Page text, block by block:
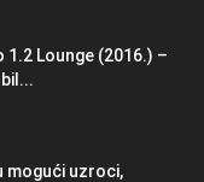
1.2 Lounge (2016.) –
mogući uzroci,